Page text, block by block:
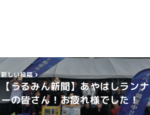
新しい投稿
【うるみん新聞】あやはしランナ
ーの皆さん！お疲れ様でした！